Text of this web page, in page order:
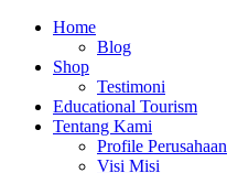
Home
Blog
Shop
Testimoni
Educational Tourism
Tentang Kami
Profile Perusahaan
Visi Misi